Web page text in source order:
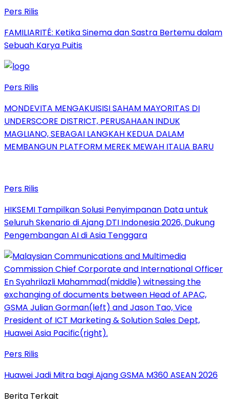
Pers Rilis
FAMILIARITÉ: Ketika Sinema dan Sastra Bertemu dalam
Sebuah Karya Puitis
Pers Rilis
MONDEVITA MENGAKUISISI SAHAM MAYORITAS DI
UNDERSCORE DISTRICT, PERUSAHAAN INDUK
MAGLIANO, SEBAGAI LANGKAH KEDUA DALAM
MEMBANGUN PLATFORM MEREK MEWAH ITALIA BARU
Pers Rilis
HIKSEMI Tampilkan Solusi Penyimpanan Data untuk
Seluruh Skenario di Ajang DTI Indonesia 2026, Dukung
Pengembangan AI di Asia Tenggara
Pers Rilis
Huawei Jadi Mitra bagi Ajang GSMA M360 ASEAN 2026
Berita Terkait